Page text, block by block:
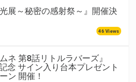
光展～秘密の感射祭～』開催決
46 Views
ネ 第8話リトルラバーズ』
念 サイン入り台本プレゼント
ン 開催！